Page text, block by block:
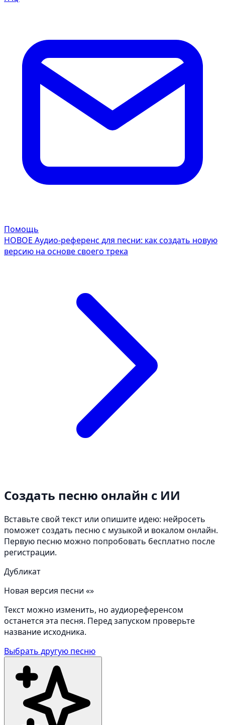
Помощь
НОВОЕ Аудио-референс для песни: как создать новую
версию на основе своего трека
Создать песню онлайн с ИИ
Вставьте свой текст или опишите идею: нейросеть
поможет создать песню с музыкой и вокалом онлайн.
Первую песню можно попробовать бесплатно после
регистрации.
Дубликат
Новая версия песни «»
Текст можно изменить, но аудиореференсом
останется эта песня. Перед запуском проверьте
название исходника.
Выбрать другую песню